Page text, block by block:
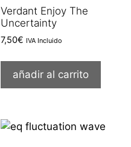
Verdant Enjoy The
Uncertainty
7,50€ IVA Incluido
añadir al carrito